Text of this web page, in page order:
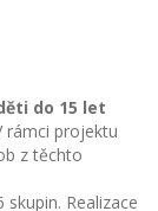
do 15 let
rámci projektu
z těchto
skupin. Realizace